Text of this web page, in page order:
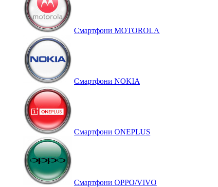
Смартфони MOTOROLA
Смартфони NOKIA
Смартфони ONEPLUS
Смартфони OPPO/VIVO